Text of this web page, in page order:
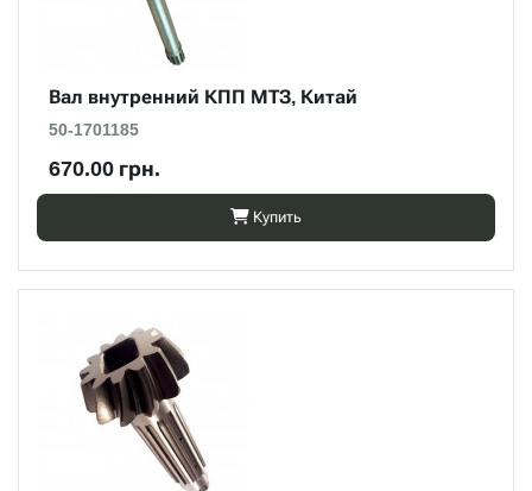
Вал внутренний КПП МТЗ, Китай
50-1701185
670.00 грн.
Купить